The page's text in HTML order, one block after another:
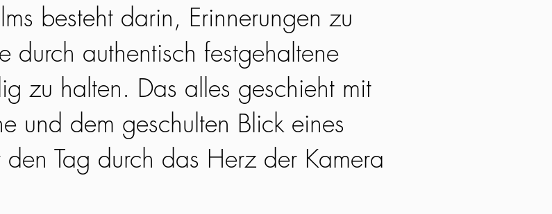
besteht darin, Erinnerungen zu
durch authentisch festgehaltene
zu halten. Das alles geschieht mit
und dem geschulten Blick eines
Tag durch das Herz der Kamera